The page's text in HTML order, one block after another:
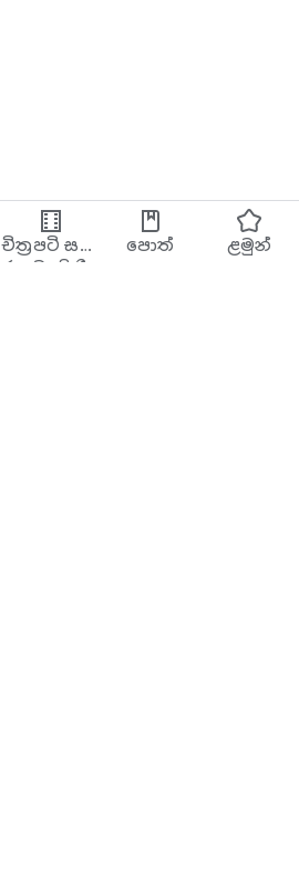
චිත්‍රපටි සහ
රූපවාහිනී
පොත් ළමුන්